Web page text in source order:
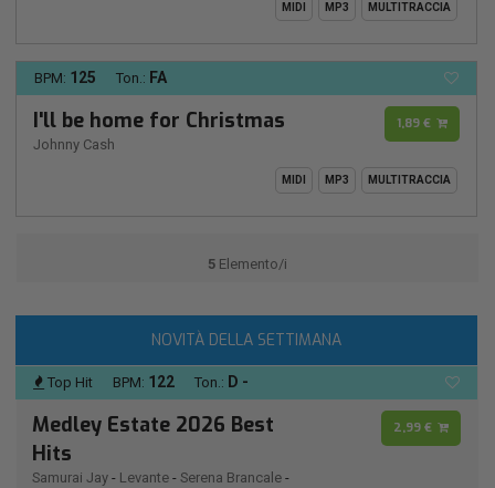
MIDI MP3 MULTITRACCIA
BPM: 125 Ton.: FA
I'll be home for Christmas
Johnny Cash
1,89 €
MIDI MP3 MULTITRACCIA
5 Elemento/i
NOVITÀ DELLA SETTIMANA
Top Hit BPM: 122 Ton.: D -
Medley Estate 2026 Best
Hits
Samurai Jay - Levante - Serena Brancale -
2,99 €